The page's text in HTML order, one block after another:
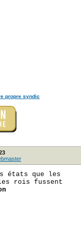
propre syndic
états que les
rois fussent